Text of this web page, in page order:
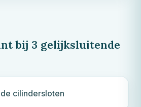
bij 3 gelijksluitende
cilindersloten